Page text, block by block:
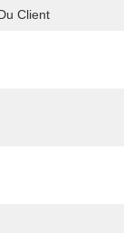
Client